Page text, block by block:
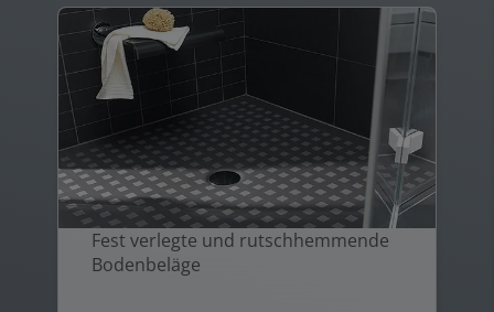
Fest verlegte und rutschhemmende
Bodenbeläge